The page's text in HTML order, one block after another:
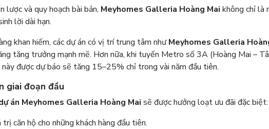
lược và quy hoạch bài bản, Meyhomes Galleria Hoàng Mai không chỉ là
lời dài hạn.
khan hiếm, các dự án có vị trí trung tâm nhưMeyhomes Galleria
tăng trưởng mạnh mẽ. Hơn nữa, khi tuyến Metro số 3A (Hoàng Mai –
được dự báo sẽ tăng 15–25% chỉ trong vài năm đầu tiên.
giai đoạn đầu
án Meyhomes Galleria Hoàng Mai sẽ được hưởng loạt ưu đãi đặc biệt:
căn hộ cho những khách hàng đầu tiên.